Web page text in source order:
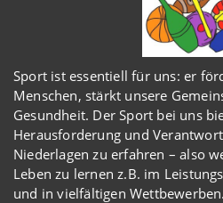
Sport ist essentiell für uns: er
Menschen, stärkt unsere
Gesundheit. Der Sport bei uns
Herausforderung und
Niederlagen zu erfahren – also
Leben zu lernen z.B. im
und in vielfältigen Wettbewerben.